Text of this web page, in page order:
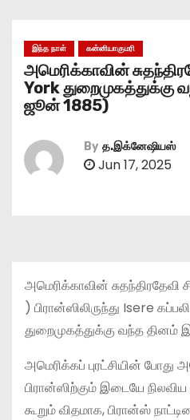
இந்த நாள் கன்னியாகுமரி
அமெரிக்காவின்
York துறைமுகத்துக்கு
ஜூன் 1885)
By த.இக்னேஷியஸ்
Jun 17, 2025
அமெரிக்காவின்
) பிரான்ஸிலிருந்து Isere
துறைமுகத்துக்கு வந்த தினம்
அமெரிக்கப் புரட்சியின் போது
பிரான்ஸிற்கும் இடையே
கூறும் விதமாக, பிரான்ஸ்